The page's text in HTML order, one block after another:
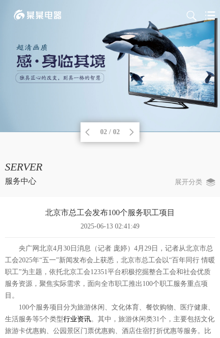
02 / 02
SERVER
服务中心 展开分类
北京市总工会发布100个服务职工项目
2025-06-13 02:41:49
央广网北京4月30日消息（记者 庞婷）4月29日，记者从北京市总
工会2025年“五一”新闻发布会上获悉，北京市总工会以“百年同行 情暖
职工”为主题，依托北京工会12351平台积极挖掘整合工会和社会优质
服务资源，聚焦实际需求，面向全市职工推出100个职工服务重点项
目。
100个服务项目分为旅游休闲、文化体育、餐饮购物、医疗健康、
生活服务等5个类型行业资讯。其中，旅游休闲类31个，主要包括文化
旅游卡优惠购、公园景区门票优惠购、酒店住宿打折优惠等服务。比